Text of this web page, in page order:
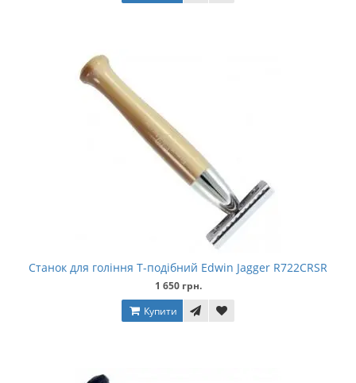
Станок для гоління Т-подібний Edwin Jagger R722CRSR
1 650 грн.
Купити